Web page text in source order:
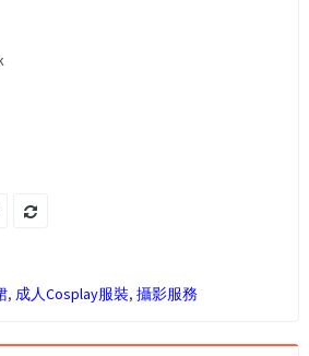
, 成人Cosplay服裝, 攝影服務